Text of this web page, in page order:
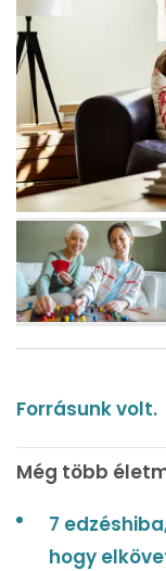
Forrásunk volt.
Még több
7
hogy